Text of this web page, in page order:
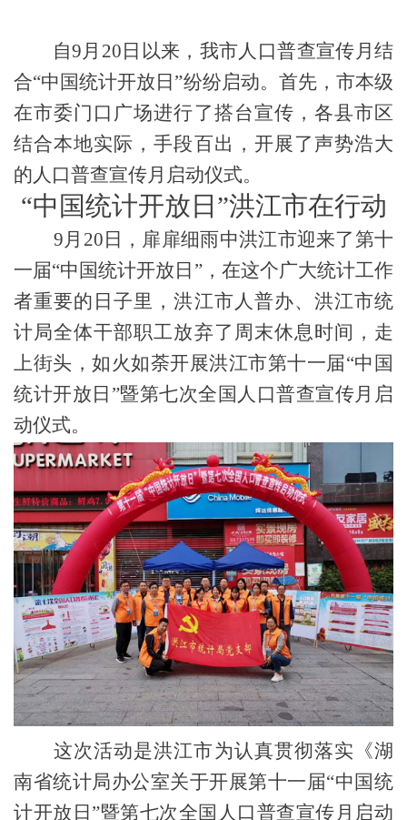
自9 月 20 日以来，我市人口普查宣传月结
合“中国统计开放日”纷纷启动。首先，市本级
在市委门口广场进行了搭台宣传，各县市区
结合本地实际，手段百出，开展了声势浩大
的人口普查宣传月启动仪式。
“中国统计开放日”洪江市在行动
9 月 20 日，扉扉细雨中洪江市迎来了第十
一届“中国统计开放日”，在这个广大统计工作
者重要的日子里，洪江市人普办、洪江市统
计局全体干部职工放弃了周末休息时间，走
上街头，如火如荼开展洪江市第十一届“中国
统计开放日”暨第七次全国人口普查宣传月启
动仪式。
这次活动是洪江市为认真贯彻落实《湖
南省统计局办公室关于开展第十一届“中国统
计开放日”暨第七次全国人口普查宣传月启动